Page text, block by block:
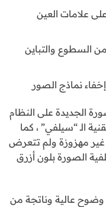
علامات العين
السطوع والتباين
نماذج الصور
الجديدة على النظام
الـ “سيلفي” ، كما
مهزوزة ولم تتعرض
الصورة بلون أزرق
وضوح عالية وناتجة من